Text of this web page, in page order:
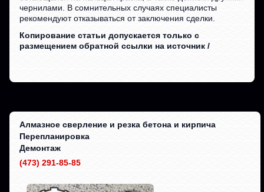
чернилами. В сомнительных случаях специалисты
рекомендуют отказываться от заключения сделки.
Копирование статьи допускается только с
размещением обратной ссылки на источник /
Алмазное сверление и резка бетона и кирпича
Перепланировка
Демонтаж
(473) 291-85-85